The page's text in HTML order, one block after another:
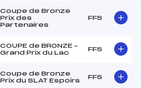
Coupe de Bronze
Prix des
Partenaires
FFS
COUPE de BRONZE –
Grand Prix du Lac
FFS
Coupe de Bronze
Prix du SLAT Espoirs
FFS